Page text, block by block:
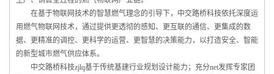
在基于物联网技术的智慧燃气理念的引导下，中交路桥科技依托深度运
用燃气物联网技术，通过提供更透彻的感知、更互联的通信、更集成的数
据、更精准的调控、更科学的运营、更智慧的决策能力，以打造安全、智能
的新型城市燃气供应体系。
中交路桥科技zjlq基于传统基建行业规划设计能力；充分net发挥专家团